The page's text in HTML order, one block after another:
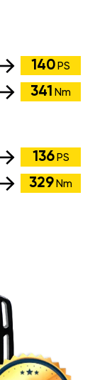
140 PS
341 Nm
136 PS
329 Nm